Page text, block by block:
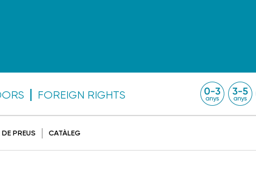
FOREIGN RIGHTS
PREUS CATÀLEG